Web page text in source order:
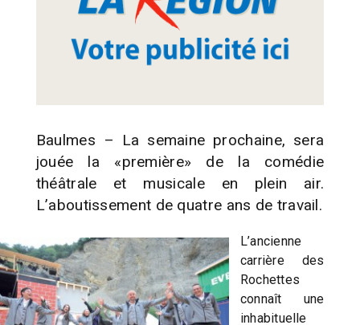
Baulmes – La semaine prochaine, sera
jouée la «première» de la comédie
théâtrale et musicale en plein air.
L’aboutissement de quatre ans de travail.
L’ancienne
carrière des
Rochettes
connaît une
inhabituelle